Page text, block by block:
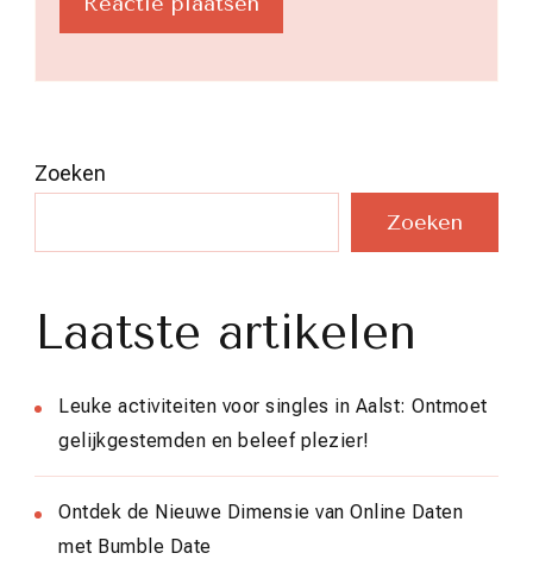
Zoeken
Zoeken
Laatste artikelen
Leuke activiteiten voor singles in Aalst: Ontmoet
gelijkgestemden en beleef plezier!
Ontdek de Nieuwe Dimensie van Online Daten
met Bumble Date